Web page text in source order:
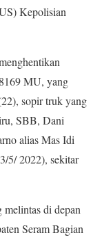
Kepolisian
MU, yang
sopir truk yang
SBB, Dani
alias Mas Idi
5/ 2022), sekitar
di depan
Seram Bagian